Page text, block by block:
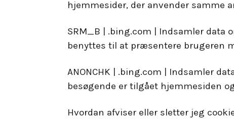
hjemmesider, der anvender samme
SRM_B | .bing.com | Indsamler data
benyttes til at præsentere brugeren
ANONCHK | .bing.com | Indsamler
besøgende er tilgået hjemmesiden
Hvordan afviser eller sletter jeg